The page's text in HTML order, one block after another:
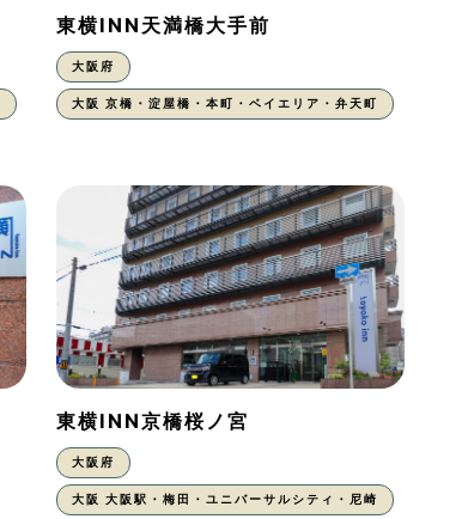
東横INN天満橋大手前
大阪府
大阪 京橋・淀屋橋・本町・ベイエリア・弁天町
東横INN京橋桜ノ宮
大阪府
大阪 大阪駅・梅田・ユニバーサルシティ・尼崎